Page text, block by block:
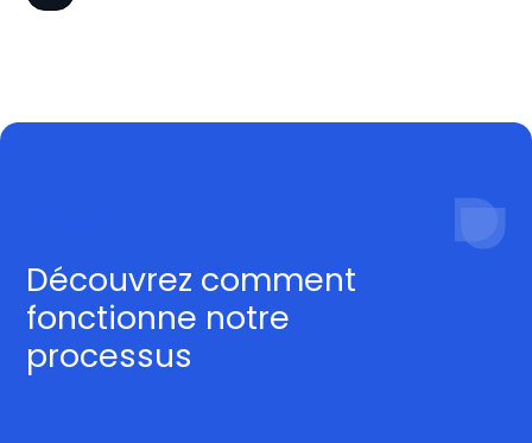
Découvrez comment
fonctionne notre
processus